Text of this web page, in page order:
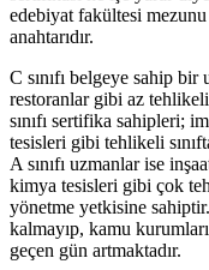
edebiyat fakültesi
anahtarıdır.
C sınıfı belgeye sahip
restoranlar gibi az
sınıfı sertifika sahipleri;
tesisleri gibi tehlikeli
A sınıfı uzmanlar ise
kimya tesisleri gibi çok
yönetme yetkisine sahiptir.
kalmayıp, kamu
geçen gün artmaktadır.